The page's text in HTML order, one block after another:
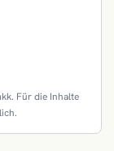
Für die Inhalte